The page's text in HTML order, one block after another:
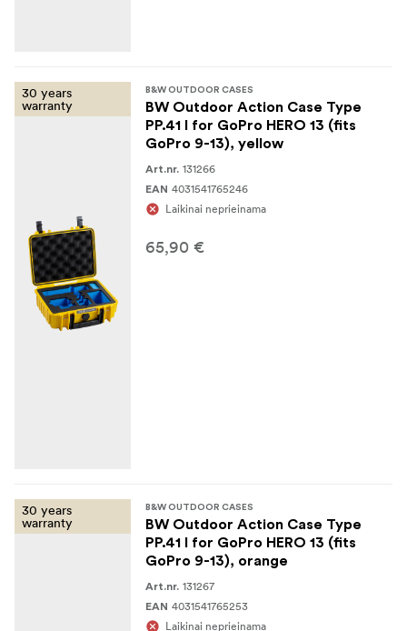
30 years
warranty
B&W OUTDOOR CASES
BW Outdoor Action Case Type
PP.41 I for GoPro HERO 13 (fits
GoPro 9-13), yellow
Art.nr. 131266
EAN 4031541765246
Laikinai neprieinama
65,90 €
30 years
warranty
B&W OUTDOOR CASES
BW Outdoor Action Case Type
PP.41 I for GoPro HERO 13 (fits
GoPro 9-13), orange
Art.nr. 131267
EAN 4031541765253
Laikinai neprieinama